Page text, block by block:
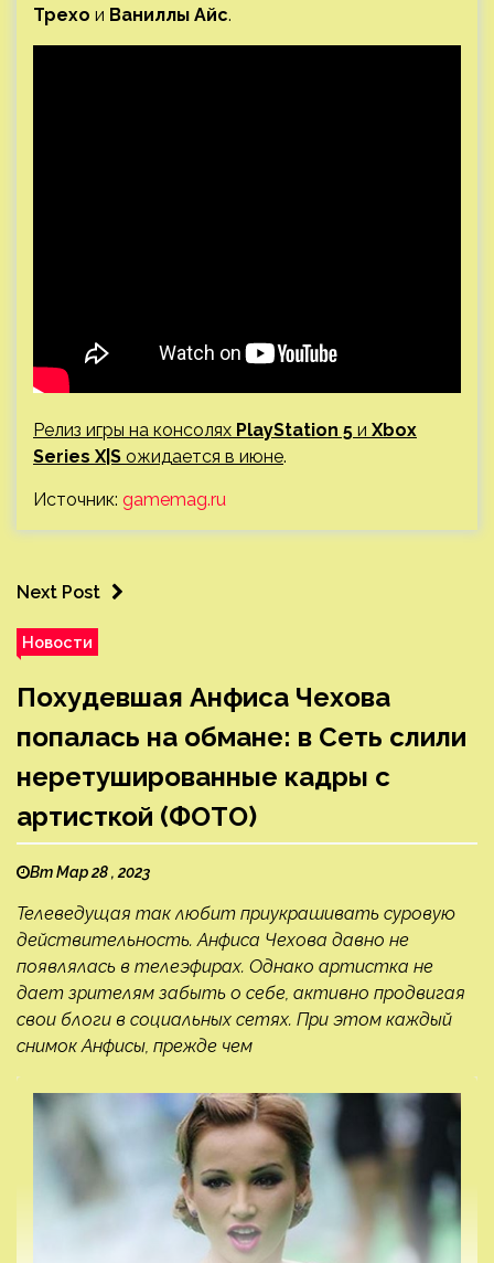
Трехо и Ваниллы Айс.
Релиз игры на консолях PlayStation 5 и Xbox
Series X|S ожидается в июне.
Источник: gamemag.ru
Next Post
Новости
Похудевшая Анфиса Чехова
попалась на обмане: в Сеть слили
неретушированные кадры с
артисткой (ФОТО)
Вт Мар 28 , 2023
Телеведущая так любит приукрашивать суровую
действительность. Анфиса Чехова давно не
появлялась в телеэфирах. Однако артистка не
дает зрителям забыть о себе, активно продвигая
свои блоги в социальных сетях. При этом каждый
снимок Анфисы, прежде чем